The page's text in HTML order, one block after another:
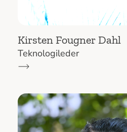
Kirsten Fougner Dahl
Teknologileder